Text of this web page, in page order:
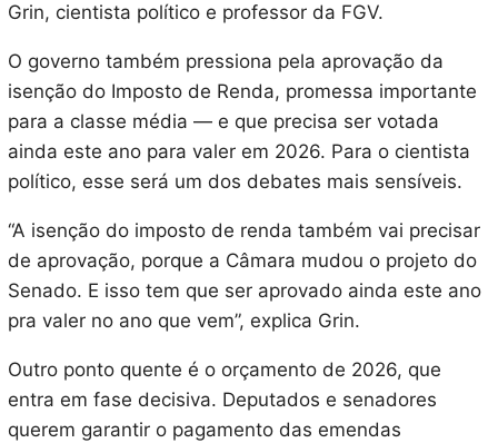
Grin, cientista político e professor da FGV.
O governo também pressiona pela aprovação da
isenção do Imposto de Renda, promessa importante
para a classe média — e que precisa ser votada
ainda este ano para valer em 2026. Para o cientista
político, esse será um dos debates mais sensíveis.
“A isenção do imposto de renda também vai precisar
de aprovação, porque a Câmara mudou o projeto do
Senado. E isso tem que ser aprovado ainda este ano
pra valer no ano que vem”, explica Grin.
Outro ponto quente é o orçamento de 2026, que
entra em fase decisiva. Deputados e senadores
querem garantir o pagamento das emendas